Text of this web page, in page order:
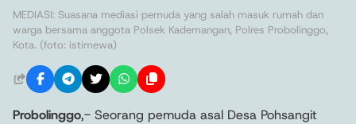
MEDIASI: Suasana mediasi pemuda yang salah masuk rumah dan
warga bersama anggota Polsek Kademangan, Polres Probolinggo,
Kota. (foto: istimewa)
Probolinggo,- Seorang pemuda asal Desa Pohsangit